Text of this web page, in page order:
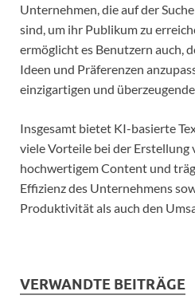
Unternehmen, die auf der
sind, um ihr Publikum zu
ermöglicht es Benutzern auch,
Ideen und Präferenzen
einzigartigen und
Insgesamt bietet KI-basierte
viele Vorteile bei der
hochwertigem Content und
Effizienz des Unternehmens
Produktivität als auch den
VERWANDTE BEITRÄGE